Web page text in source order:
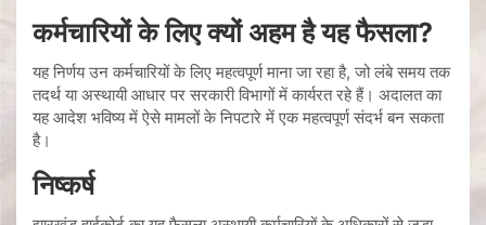
कर्मचारियों के लिए क्यों अहम है यह फैसला?
यह निर्णय उन कर्मचारियों के लिए महत्वपूर्ण माना जा रहा है, जो लंबे समय तक
तदर्थ या अस्थायी आधार पर सरकारी विभागों में कार्यरत रहे हैं। अदालत का
यह आदेश भविष्य में ऐसे मामलों के निपटारे में एक महत्वपूर्ण संदर्भ बन सकता
है।
निष्कर्ष